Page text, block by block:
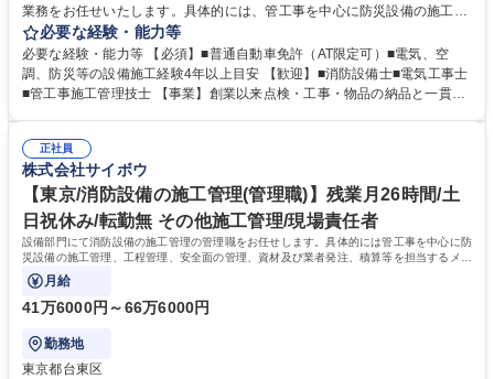
業務をお任せいたします。具体的には、管工事を中心に防災設備の施工管
理、工程管理、安全面の管理、資材及び業者発注、積算などを担当してい
ただきます。変更範囲：原則なし 【担当物件】官公庁のお客様を中心に庁
舎・学校・図書館等の公営施設からビル・マンション・アパート・工場・
病院、福祉施設など。 【就業環境】有給休暇の取得実績も多数あり、メン
入社者も多く、馴染みやすい環境です。基本的には社有車にて現場への移
動で直行直帰も可能。 募集職種 【東京/消防設備の施工管理】ご経験者歓
迎◎残業月26時間/土日祝休
必要な経験・能力等
必要な経験・能力等 【必須】■普通自動車免許（AT限定可）■電気、空
調、防災等の設備施工経験4年以上目安 【歓迎】■消防設備士■電気工事士
■管工事施工管理技士 【事業】創業以来点検・工事・物品の納品と一貫し
献性も高い事業を展開しております。防災設備の点検や工事の他に防災備
蓄品や衛生商品なども取扱う当社は、様々なニーズにお応えできるため、
景気に左右されにくく、腰を据えて働くことが可能です。 学歴・資格 学
歴：大学院 大学 高専 短大 専修学校 高校 語学力： 資格：
正社員
株式会社サイボウ
【東京/消防設備の施工管理(管理職)】残業月26時間/土
日祝休み/転勤無 その他施工管理/現場責任者
設備部門にて消防設備の施工管理の管理職をお任せします。具体的には管工事を中心に防
災設備の施工管理、工程管理、安全面の管理、資材及び業者発注、積算等を担当するメン
バーのマネジメントが中心となります。
月給
41万6000円～66万6000円
勤務地
東京都台東区